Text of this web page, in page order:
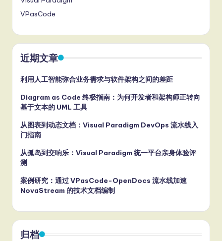
VPasCode
近期文章
利用人工智能弥合业务需求与软件架构之间的差距
Diagram as Code 终极指南：为何开发者和架构师正转向
基于文本的 UML 工具
从图表到动态文档：Visual Paradigm DevOps 流水线入
门指南
从孤岛到交响乐：Visual Paradigm 统一平台亲身体验评
测
案例研究：通过 VPasCode-OpenDocs 流水线加速
NovaStream 的技术文档编制
归档